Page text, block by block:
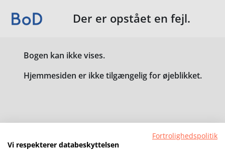
Der er opstået en fejl.
Bogen kan ikke vises.
Hjemmesiden er ikke tilgængelig for øjeblikket.
Fortrolighedspolitik
Vi respekterer databeskyttelsen